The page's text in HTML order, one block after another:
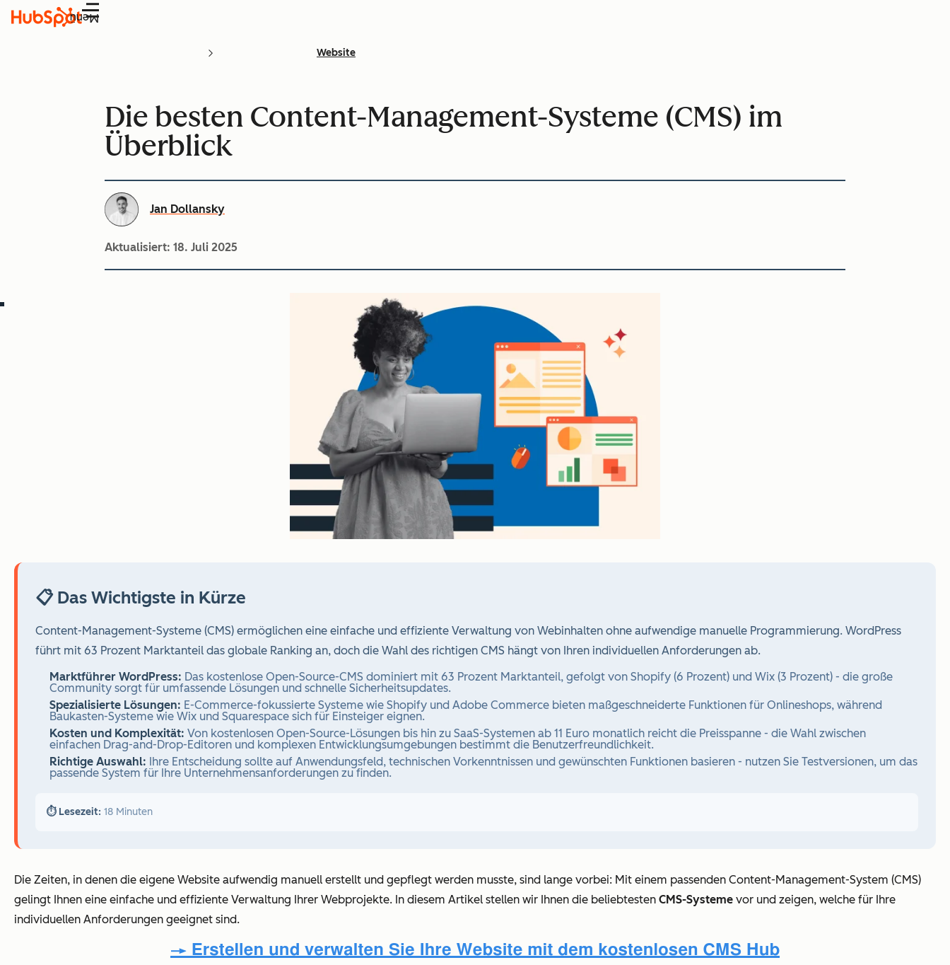
Menü
Website
Die besten Content-Management-Systeme (CMS) im
Überblick
Jan Dollansky
Aktualisiert: 18. Juli 2025
📋 Das Wichtigste in Kürze
Content-Management-Systeme (CMS) ermöglichen eine einfache und effiziente Verwaltung von Webinhalten ohne aufwendige manuelle Programmierung. WordPress
führt mit 63 Prozent Marktanteil das globale Ranking an, doch die Wahl des richtigen CMS hängt von Ihren individuellen Anforderungen ab.
Marktführer WordPress: Das kostenlose Open-Source-CMS dominiert mit 63 Prozent Marktanteil, gefolgt von Shopify (6 Prozent) und Wix (3 Prozent) - die große
Community sorgt für umfassende Lösungen und schnelle Sicherheitsupdates.
Spezialisierte Lösungen: E-Commerce-fokussierte Systeme wie Shopify und Adobe Commerce bieten maßgeschneiderte Funktionen für Onlineshops, während
Baukasten-Systeme wie Wix und Squarespace sich für Einsteiger eignen.
Kosten und Komplexität: Von kostenlosen Open-Source-Lösungen bis hin zu SaaS-Systemen ab 11 Euro monatlich reicht die Preisspanne - die Wahl zwischen
einfachen Drag-and-Drop-Editoren und komplexen Entwicklungsumgebungen bestimmt die Benutzerfreundlichkeit.
Richtige Auswahl: Ihre Entscheidung sollte auf Anwendungsfeld, technischen Vorkenntnissen und gewünschten Funktionen basieren - nutzen Sie Testversionen, um das
passende System für Ihre Unternehmensanforderungen zu finden.
⏱️ Lesezeit: 18 Minuten
Die Zeiten, in denen die eigene Website aufwendig manuell erstellt und gepflegt werden musste, sind lange vorbei: Mit einem passenden Content-Management-System (CMS)
gelingt Ihnen eine einfache und effiziente Verwaltung Ihrer Webprojekte. In diesem Artikel stellen wir Ihnen die beliebtesten CMS-Systeme vor und zeigen, welche für Ihre
individuellen Anforderungen geeignet sind.